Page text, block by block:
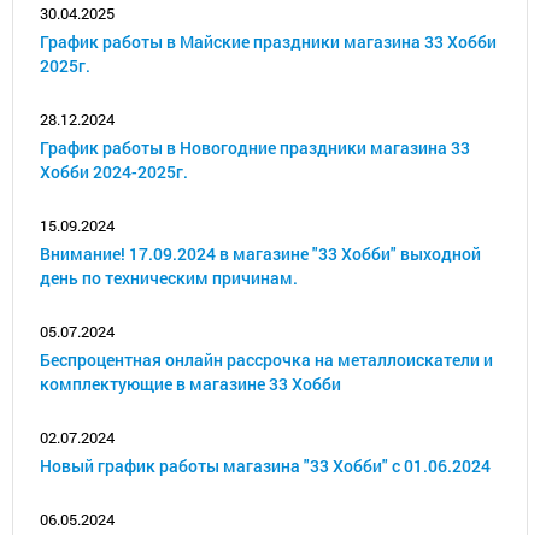
30.04.2025
График работы в Майские праздники магазина 33 Хобби
2025г.
28.12.2024
График работы в Новогодние праздники магазина 33
Хобби 2024-2025г.
15.09.2024
Внимание! 17.09.2024 в магазине "33 Хобби" выходной
день по техническим причинам.
05.07.2024
Беспроцентная онлайн рассрочка на металлоискатели и
комплектующие в магазине 33 Хобби
02.07.2024
Новый график работы магазина "33 Хобби" с 01.06.2024
06.05.2024